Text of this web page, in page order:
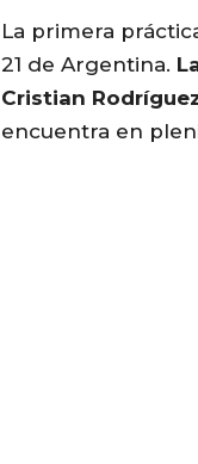
La primera
21 de Argentina.
Cristian
encuentra en